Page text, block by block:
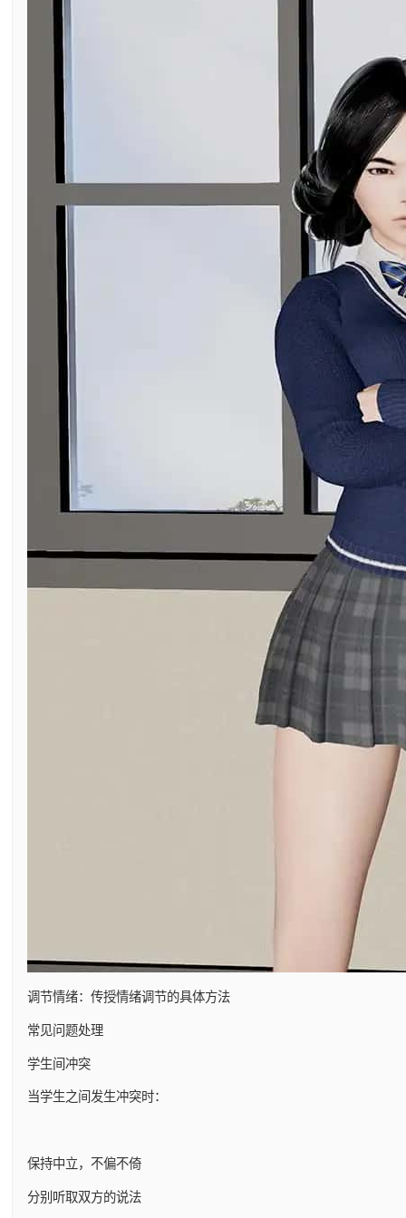
调节情绪：传授情绪调节的具体方法
常见问题处理
学生间冲突
当学生之间发生冲突时：
保持中立，不偏不倚
分别听取双方的说法